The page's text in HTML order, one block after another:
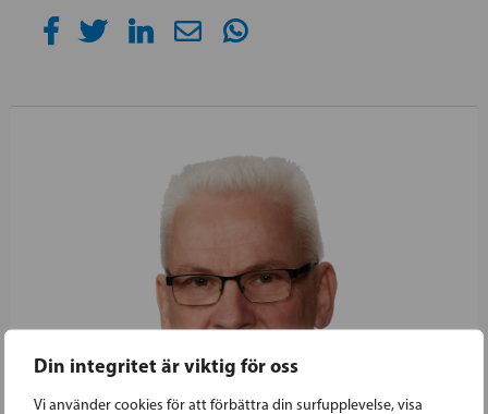
Din integritet är viktig för oss
Vi använder cookies för att förbättra din surfupplevelse, visa